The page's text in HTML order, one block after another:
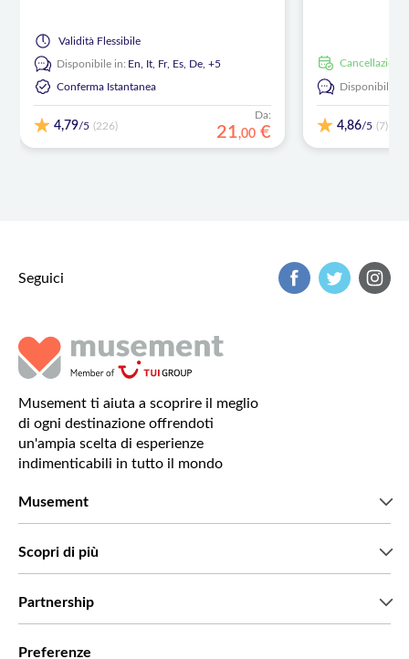
Validità Flessibile
Disponibile in: En, It, Fr, Es, De,+5
Conferma Istantanea
4,79/5 (226)
Da:
21,00 €
Disponibile in:
4,86/5 (7)
Seguici
Musement ti aiuta a scoprire il meglio
di ogni destinazione offrendoti
un'ampia scelta di esperienze
indimenticabili in tutto il mondo
Musement
Scopri di più
Partnership
Preferenze